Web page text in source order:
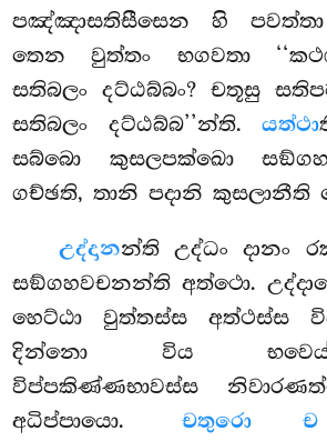
පඤ්ඤාසතිසීසෙන හි පවත්තා
තෙන වුත්තං භගවතා
සතිබලං දට්ඨබ්බං? චතූසු
සතිබලං දට්ඨබ්බ’’න්ති. යත්ථා
සබ්බො කුසලපක්ඛො
ගච්ඡති, තානි පදානි කුසලානීති
උද්දානන්ති උද්ධං දානං
සඞ්ගහවචනන්ති අත්ථො.
හෙට්ඨා වුත්තස්ස අත්ථස්ස
දින්නො විය
විප්පකිණ්ණභාවස්ස
අධිප්පායො. චතුරො ච